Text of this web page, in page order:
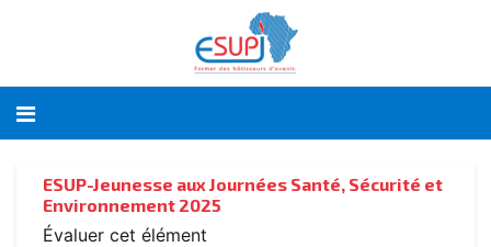
ESUP-Jeunesse aux Journées Santé, Sécurité et
Environnement 2025
Évaluer cet élément